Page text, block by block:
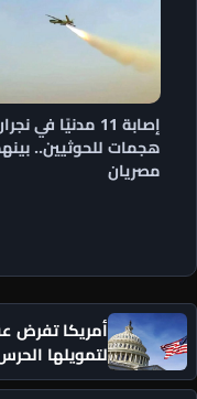
إصابة 11 مدنيًا في
هجمات للحوثيين..
مصريان
أمريكا تفرض
لتمويلها